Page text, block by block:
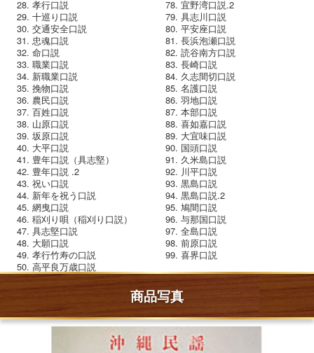
孝行口説
十巡り口説
交通安全口説
忠魂口説
命口説
職業口説
新職業口説
挽物口説
農民口説
百姓口説
山原口説
坂原口説
大平口説
豊年口説（具志堅）
豊年口説 .2
祝い口説
新年を祝う口説
網曳口説
稲刈り唄（稲刈り口説）
具志堅口説
大願口説
孝行竹寿の口説
高平良万歳口説
宜野湾口説.2
具志川口説
平安座口説
長浜泡瀬口説
読谷南方口説
長崎口説
久志間切口説
名護口説
羽地口説
本部口説
喜如嘉口説
大宜味口説
国頭口説
久米島口説
川平口説
黒島口説
黒島口説.2
鳩間口説
与那国口説
全島口説
前原口説
喜界口説
商品写真